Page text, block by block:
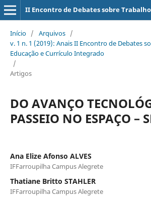
Início / Arquivos /
v. 1 n. 1 (2019): Anais II Encontro de Debates
Educação e Currículo Integrado
/
Artigos
DO AVANÇO
PASSEIO NO ESPAÇO –
Ana Elize Afonso ALVES
IFFarroupilha Campus Alegrete
Thatiane Britto STAHLER
IFFarroupilha Campus Alegrete